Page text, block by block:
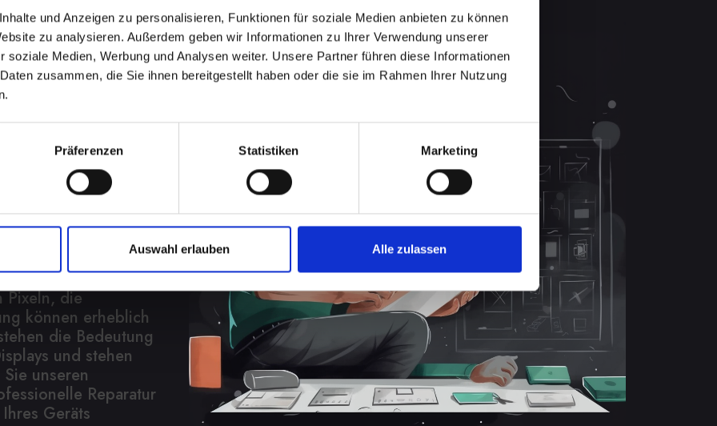
und Anzeigen zu personalisieren, Funktionen für soziale Medien anbieten zu können
zu analysieren. Außerdem geben wir Informationen zu Ihrer Verwendung unserer
soziale Medien, Werbung und Analysen weiter. Unsere Partner führen diese Informationen
zusammen, die Sie ihnen bereitgestellt haben oder die sie im Rahmen Ihrer Nutzung
Präferenzen Statistiken Marketing
Auswahl erlauben Alle zulassen
bei
PRO
bei Ihrem IPHONE-
Ärgernis sein. Es
verringert die
Pixeln, die
können erheblich
die Bedeutung
und stehen
unseren
Reparatur
Geräts